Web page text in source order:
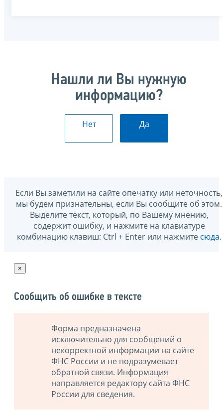
Нашли ли Вы нужную
информацию?
Нет Да
Если Вы заметили на сайте опечатку или неточность,
мы будем признательны, если Вы сообщите об этом.
Выделите текст, который, по Вашему мнению,
содержит ошибку, и нажмите на клавиатуре
комбинацию клавиш: Ctrl + Enter или нажмите сюда.
×
Сообщить об ошибке в тексте
Форма предназначена
исключительно для сообщений о
некорректной информации на сайте
ФНС России и не подразумевает
обратной связи. Информация
направляется редактору сайта ФНС
России для сведения.